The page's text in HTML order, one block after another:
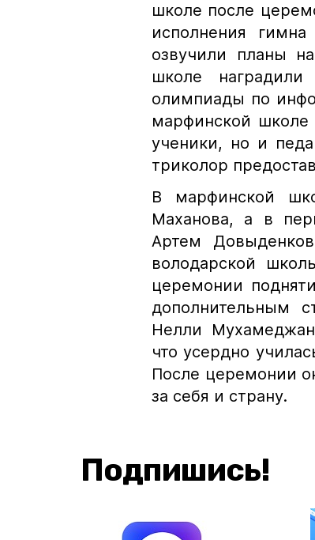
школе после
исполнения
озвучили планы
школе наградили
олимпиады по
марфинской школе
ученики, но и
триколор
В марфинской
Маханова, а в
Артем
володарской
церемонии
дополнительным
Нелли
что усердно
После церемонии
за себя и страну.
Подпишись!